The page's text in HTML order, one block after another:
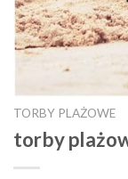
TORBY PLAŻOWE
torby